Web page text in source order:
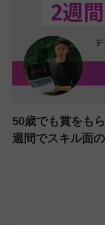
50歳でも賞をも
週間でスキル面